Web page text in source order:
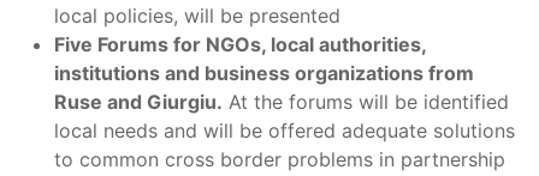
local policies, will be presented
Five Forums for NGOs, local authorities,
institutions and business organizations from
Ruse and Giurgiu. At the forums will be identified
local needs and will be offered adequate solutions
to common cross border problems in partnership